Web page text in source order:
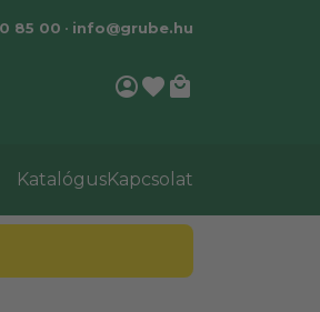
85 00 • info@grube.hu
account_circlefavorite local_mall
KatalógusKapcsolat